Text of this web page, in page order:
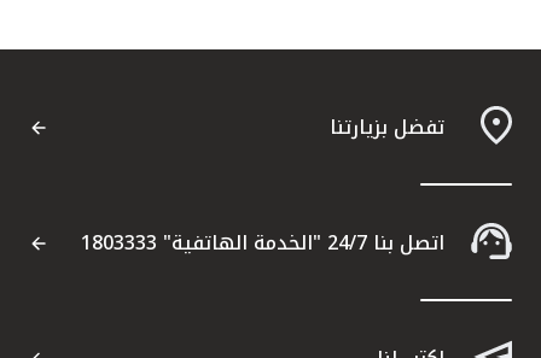
تفضل بزيارتنا
اتصل بنا 24/7 "الخدمة الهاتفية" 1803333